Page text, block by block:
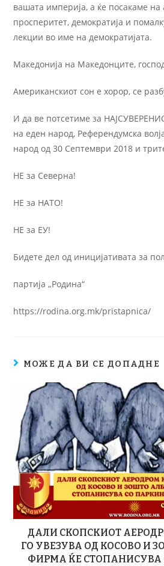
вашата империја, а ќе посакаме
просперитет, демократија и
лекции во име на демократијата.
Македонија на Македонците,
Американскиот сон е хорор, се
И да ве потсетиме за
на еден народ, Референдумска
народ од 30 Септември 2018 и
НЕ за Северна!
НЕ за НАТО!
НЕ за ЕУ!
Бидете дел од иницијативата за
партија „Родина“
https://rodina.org.mk/pristapnica/
МОЖЕ ДА ВИ СЕ ДОПАДНЕ
ДАЛИ СКОПСКИОТ
ГО УВЕЗУВА ОД КОСОВО И
ФИРМА ЌЕ СТОПАНИСУВА